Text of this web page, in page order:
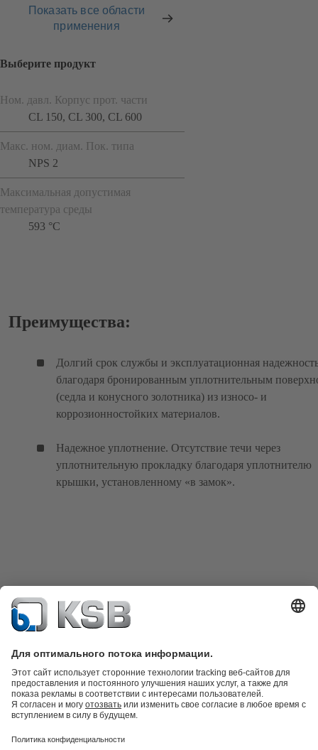
Показать все области
применения
Выберите продукт
Ном. давл. Корпус прот. части
CL 150, CL 300, CL 600
Макс. ном. диам. Пок. типа
NPS 2
Максимальная допустимая
температура среды
593 °C
Преимущества:
Долгий срок службы и эксплуатационная
благодаря бронированным уплотнительным
(седла и конусного золотника) из износо- и
коррозионностойких материалов.
Надежное уплотнение. Отсутствие течи через
уплотнительную прокладку благодаря уплотнителю
крышки, установленному «в замок».